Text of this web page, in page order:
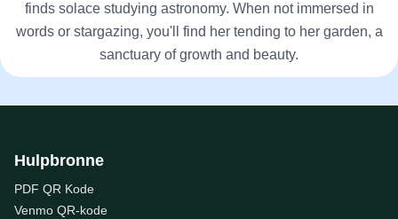
finds solace studying astronomy. When not immersed in
words or stargazing, you'll find her tending to her garden, a
sanctuary of growth and beauty.
Hulpbronne
PDF QR Kode
Venmo QR-kode